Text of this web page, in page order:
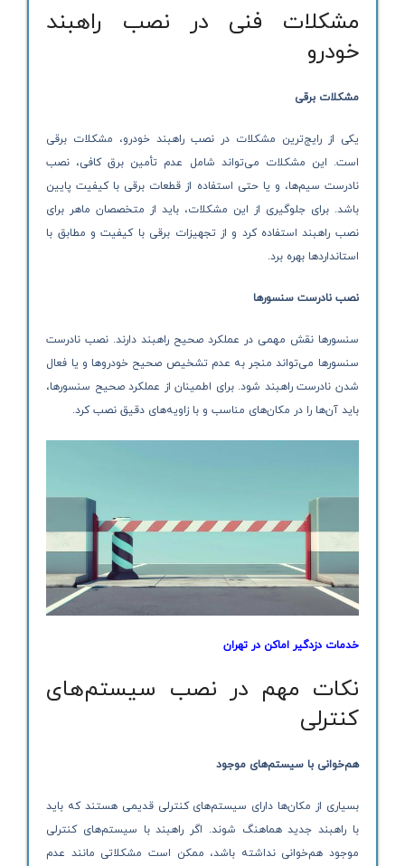
مشکلات فنی در نصب راهبند
خودرو
مشکلات برقی
یکی از رایج‌ترین مشکلات در نصب راهبند خودرو، مشکلات برقی
است. این مشکلات می‌تواند شامل عدم تأمین برق کافی، نصب
نادرست سیم‌ها، و یا حتی استفاده از قطعات برقی با کیفیت پایین
باشد. برای جلوگیری از این مشکلات، باید از متخصصان ماهر برای
نصب راهبند استفاده کرد و از تجهیزات برقی با کیفیت و مطابق با
استانداردها بهره برد.
نصب نادرست سنسورها
سنسورها نقش مهمی در عملکرد صحیح راهبند دارند. نصب نادرست
سنسورها می‌تواند منجر به عدم تشخیص صحیح خودروها و یا فعال
شدن نادرست راهبند شود. برای اطمینان از عملکرد صحیح سنسورها،
باید آن‌ها را در مکان‌های مناسب و با زاویه‌های دقیق نصب کرد.
خدمات دزدگیر اماکن در تهران
نکات مهم در نصب سیستم‌های
کنترلی
هم‌خوانی با سیستم‌های موجود
بسیاری از مکان‌ها دارای سیستم‌های کنترلی قدیمی هستند که باید
با راهبند جدید هماهنگ شوند. اگر راهبند با سیستم‌های کنترلی
موجود هم‌خوانی نداشته باشد، ممکن است مشکلاتی مانند عدم